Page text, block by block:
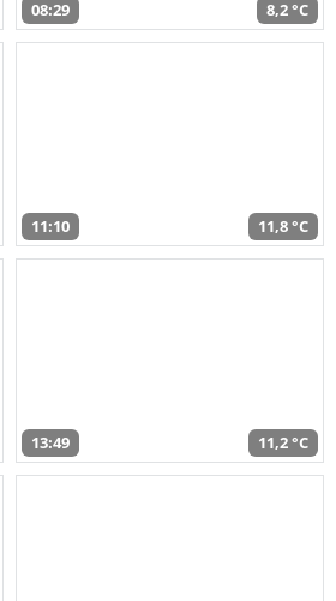
08:29 8,2 °C
11:10 11,8 °C
13:49 11,2 °C